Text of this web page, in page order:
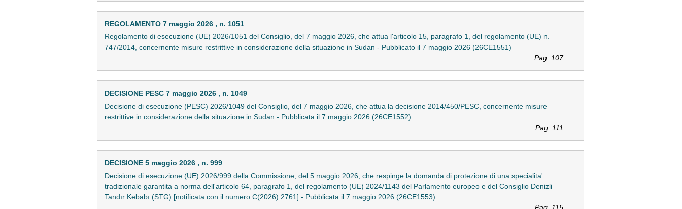
REGOLAMENTO 7 maggio 2026 , n. 1051
Regolamento di esecuzione (UE) 2026/1051 del Consiglio, del 7 maggio 2026, che attua l'articolo 15, paragrafo 1, del regolamento (UE) n.
747/2014, concernente misure restrittive in considerazione della situazione in Sudan - Pubblicato il 7 maggio 2026 (26CE1551)
Pag. 107
DECISIONE PESC 7 maggio 2026 , n. 1049
Decisione di esecuzione (PESC) 2026/1049 del Consiglio, del 7 maggio 2026, che attua la decisione 2014/450/PESC, concernente misure
restrittive in considerazione della situazione in Sudan - Pubblicata il 7 maggio 2026 (26CE1552)
Pag. 111
DECISIONE 5 maggio 2026 , n. 999
Decisione di esecuzione (UE) 2026/999 della Commissione, del 5 maggio 2026, che respinge la domanda di protezione di una specialita'
tradizionale garantita a norma dell'articolo 64, paragrafo 1, del regolamento (UE) 2024/1143 del Parlamento europeo e del Consiglio Denizli
Tandır Kebabı (STG) [notificata con il numero C(2026) 2761] - Pubblicata il 7 maggio 2026 (26CE1553)
Pag. 115